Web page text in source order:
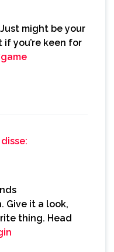
might be your
you’re keen for
disse:
Give it a look,
thing. Head